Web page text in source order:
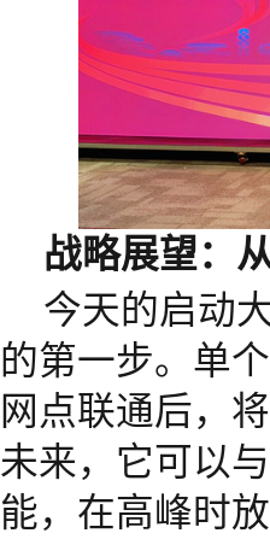
战略展望：
今天的启动
的第一步。单
网点联通后，
未来，它可以
能，在高峰时